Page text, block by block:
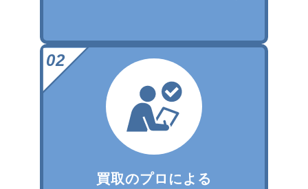
買取のプロによる